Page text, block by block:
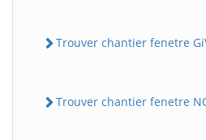
Trouver chantier fenetre
Trouver chantier fenetre